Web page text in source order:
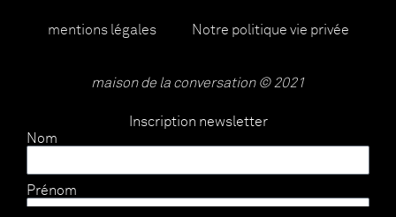
mentions légales Notre politique vie privée
maison de la conversation © 2021
Inscription newsletter
Nom
Prénom